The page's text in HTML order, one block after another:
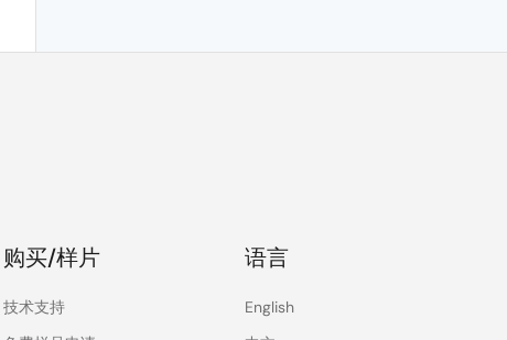
购买/样片
技术支持
语言
English